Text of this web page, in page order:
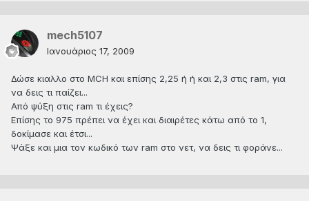
mech5107
Ιανουάριος 17, 2009
Δώσε κιαλλο στο MCH και επίσης 2,25 ή ή και 2,3 στις ram, για
να δεις τι παίζει...
Από ψύξη στις ram τι έχεις?
Επίσης το 975 πρέπει να έχει και διαιρέτες κάτω από το 1,
δοκίμασε και έτσι...
Ψάξε και μια τoν κωδικό των ram στο νετ, να δεις τι φοράνε...